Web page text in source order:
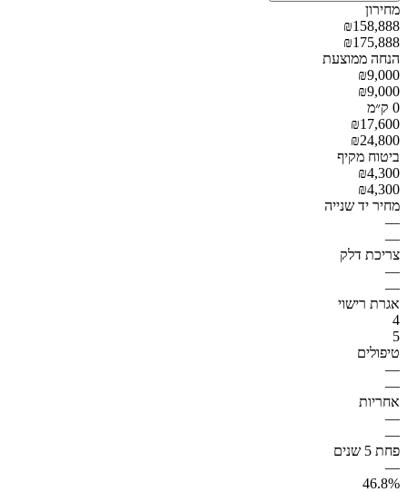
מחירון
₪158,888
₪175,888
הנחה ממוצעת
₪9,000
₪9,000
0 ק״מ
₪17,600
₪24,800
ביטוח מקיף
₪4,300
₪4,300
מחיר יד שנייה
—
—
צריכת דלק
—
—
אגרת רישוי
4
5
טיפולים
—
—
אחריות
—
—
פחת 5 שנים
—
46.8%